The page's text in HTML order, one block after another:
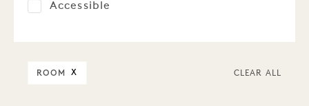
Accessible
ROOM X CLEAR ALL